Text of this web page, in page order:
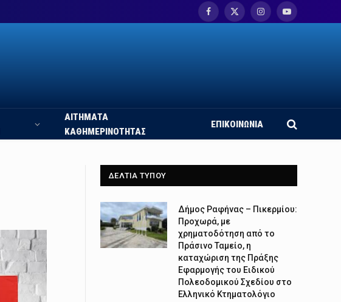
Facebook
X
InstagramYouTube
ΑΙΤΗΜΑΤΑ
ΚΑΘΗΜΕΡΙΝΟΤΗΤΑΣ
ΕΠΙΚΟΙΝΩΝΙΑ
ΔΕΛΤΙΑ ΤΥΠΟΥ
Δήμος Ραφήνας – Πικερμίου:
Προχωρά, με
χρηματοδότηση από το
Πράσινο Ταμείο, η
καταχώριση της Πράξης
Εφαρμογής του Ειδικού
Πολεοδομικού Σχεδίου στο
Ελληνικό Κτηματολόγιο